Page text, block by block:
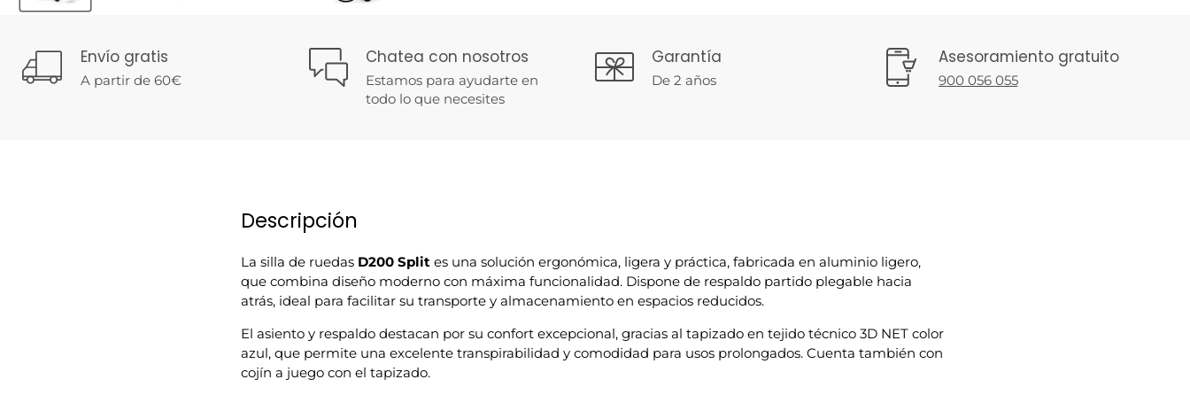
Envío gratis
A partir de 60€
Chatea con nosotros
Estamos para ayudarte en
todo lo que necesites
Garantía
De 2 años
Asesoramiento gratuito
900 056 055
Descripción
La silla de ruedas D200 Split es una solución ergonómica, ligera y práctica, fabricada en aluminio ligero,
que combina diseño moderno con máxima funcionalidad. Dispone de respaldo partido plegable hacia
atrás, ideal para facilitar su transporte y almacenamiento en espacios reducidos.
El asiento y respaldo destacan por su confort excepcional, gracias al tapizado en tejido técnico 3D NET color
azul, que permite una excelente transpirabilidad y comodidad para usos prolongados. Cuenta también con
cojín a juego con el tapizado.